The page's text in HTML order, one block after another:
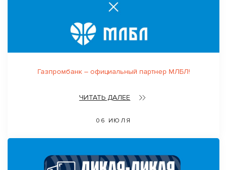
Газпромбанк – официальный партнер МЛБЛ!
ЧИТАТЬ ДАЛЕЕ
06 ИЮЛЯ